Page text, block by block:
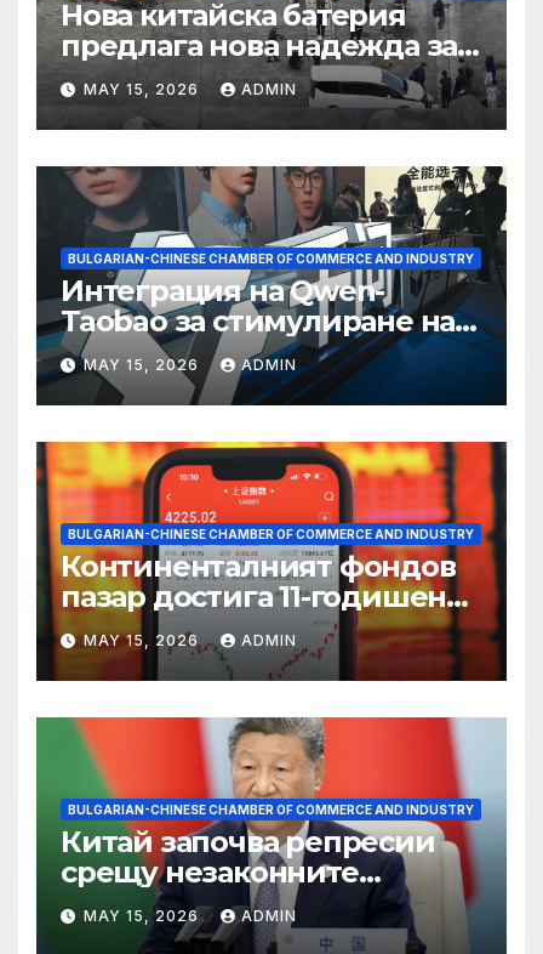
Нова китайска батерия
предлага нова надежда за
съхранение на водород
MAY 15, 2026 ADMIN
BULGARIAN-CHINESE CHAMBER OF COMMERCE AND INDUSTRY
Интеграция на Qwen-
Taobao за стимулиране на
пазаруването 618
MAY 15, 2026 ADMIN
BULGARIAN-CHINESE CHAMBER OF COMMERCE AND INDUSTRY
Континенталният фондов
пазар достига 11-годишен
връх
MAY 15, 2026 ADMIN
BULGARIAN-CHINESE CHAMBER OF COMMERCE AND INDUSTRY
Китай започва репресии
срещу незаконните
практики в сектора на TCM
MAY 15, 2026 ADMIN